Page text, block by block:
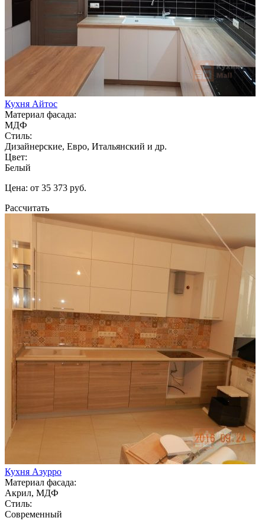
Кухня Айтос
Материал фасада:
МДФ
Стиль:
Дизайнерские, Евро, Итальянский и др.
Цвет:
Белый
Цена: от 35 373 руб.
Рассчитать
Кухня Азурро
Материал фасада:
Акрил, МДФ
Стиль:
Современный